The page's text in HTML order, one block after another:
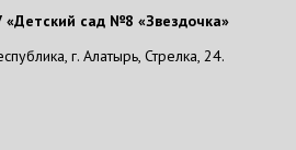
сад №8 «Звездочка»
г. Алатырь, Стрелка, 24.